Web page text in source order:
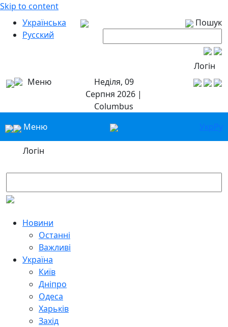
Skip to content
Українська
Русский
Пошук
Логін
Меню
Неділя, 09
Серпня 2026 |
Columbus
Меню
УкрРу
Логін
Новини
Останні
Важливі
Україна
Київ
Дніпро
Одеса
Харьків
Захід